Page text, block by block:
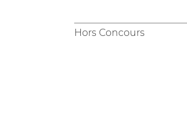
Hors Concours